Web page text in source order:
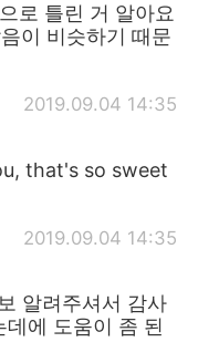
로 틀린 거 알아요
이 비슷하기 때문
2019.09.04 14:35
that's so sweet
2019.09.04 14:35
알려주셔서 감사
에 도움이 좀 된